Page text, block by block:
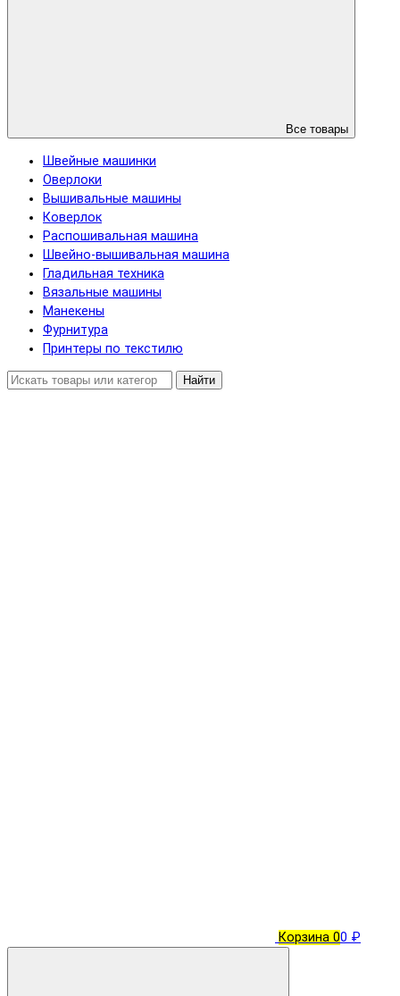
Все товары
Швейные машинки
Оверлоки
Вышивальные машины
Коверлок
Распошивальная машина
Швейно-вышивальная машина
Гладильная техника
Вязальные машины
Манекены
Фурнитура
Принтеры по текстилю
Найти
Корзина 00 ₽